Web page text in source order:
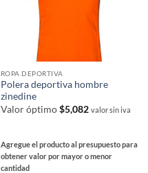
ROPA DEPORTIVA
Polera deportiva hombre
zinedine
Valor óptimo$5,082 valor sin iva
Agregue el producto al presupuesto para
obtener valor por mayor o menor
cantidad